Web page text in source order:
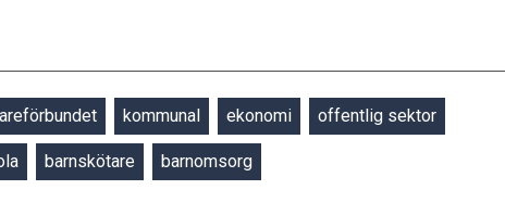
kommunal ekonomi offentlig sektor
barnskötare barnomsorg